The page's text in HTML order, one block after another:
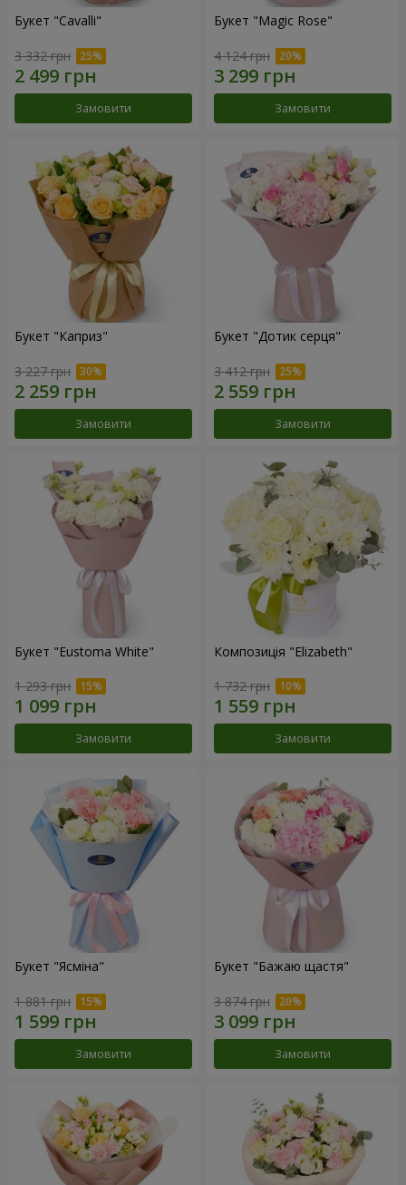
Букет "Cаvalli"
3 332 грн
Замовити
Букет "Magic Rose"
4 124 грн
Замовити
Букет "Каприз"
3 227 грн
Замовити
Букет "Дотик серця"
3 412 грн
Замовити
Букет "Eustoma White"
1 293 грн
Замовити
Композиція "Elizabeth"
1 732 грн
Замовити
Букет "Ясміна"
1 881 грн
Замовити
Букет "Бажаю щастя"
3 874 грн
Замовити